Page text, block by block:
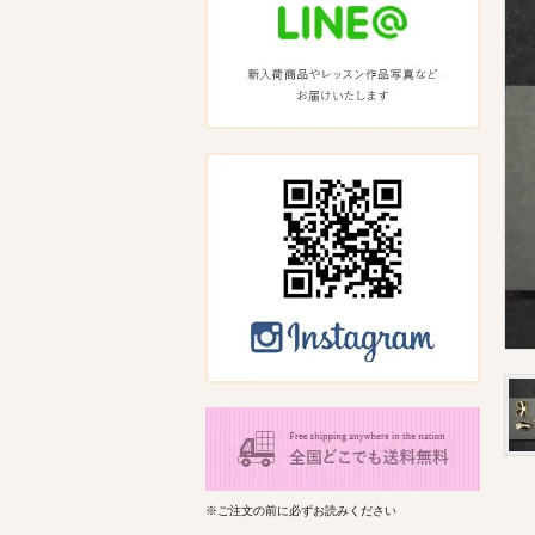
※ご注文の前に必ずお読みください